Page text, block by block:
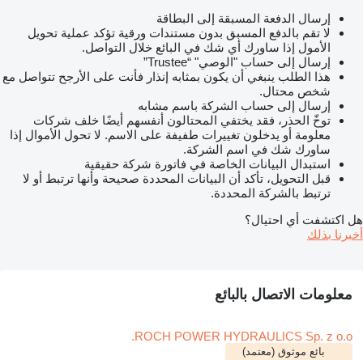
إرسال الدفعة المسبقة إلى البطاقة
لا تقم بالدفع المسبق بدون مستندات ورقية تؤكد عملية تحويل
الأمول إذا ساورك أي شك في البائع خلال التواصل.
إرسال إلى حساب "الوصي" “Trustee”
هذا الطلب ينبغي أن يكون بمثابه إنذار فأنت على الأرجح تتواصل مع
شخص محتال.
إرسال إلى حساب الشركة باسم مشابه
توخّ الحذر، فقد يختفي المحتالون أنفسهم أيضًا خلف شركات
معلومة أو يدخلون تغييرات طفيفة على الاسم. لا تحول الأموال إذا
ساورك شك في اسم الشركة.
استبدال البيانات الخاصة في فاتورة شركة حقيقية
قبل التحويل، تأكد أن البيانات المحددة صحيحة وأنها ترتبط أو لا
ترتبط بالشركة المحددة.
هل اكتشفت أي احتيال؟
أخبرنا بذلك
معلومات الاتصال بالبائع
ROCH POWER HYDRAULICS Sp. z o.o.
بائع موثوق (معتمد)